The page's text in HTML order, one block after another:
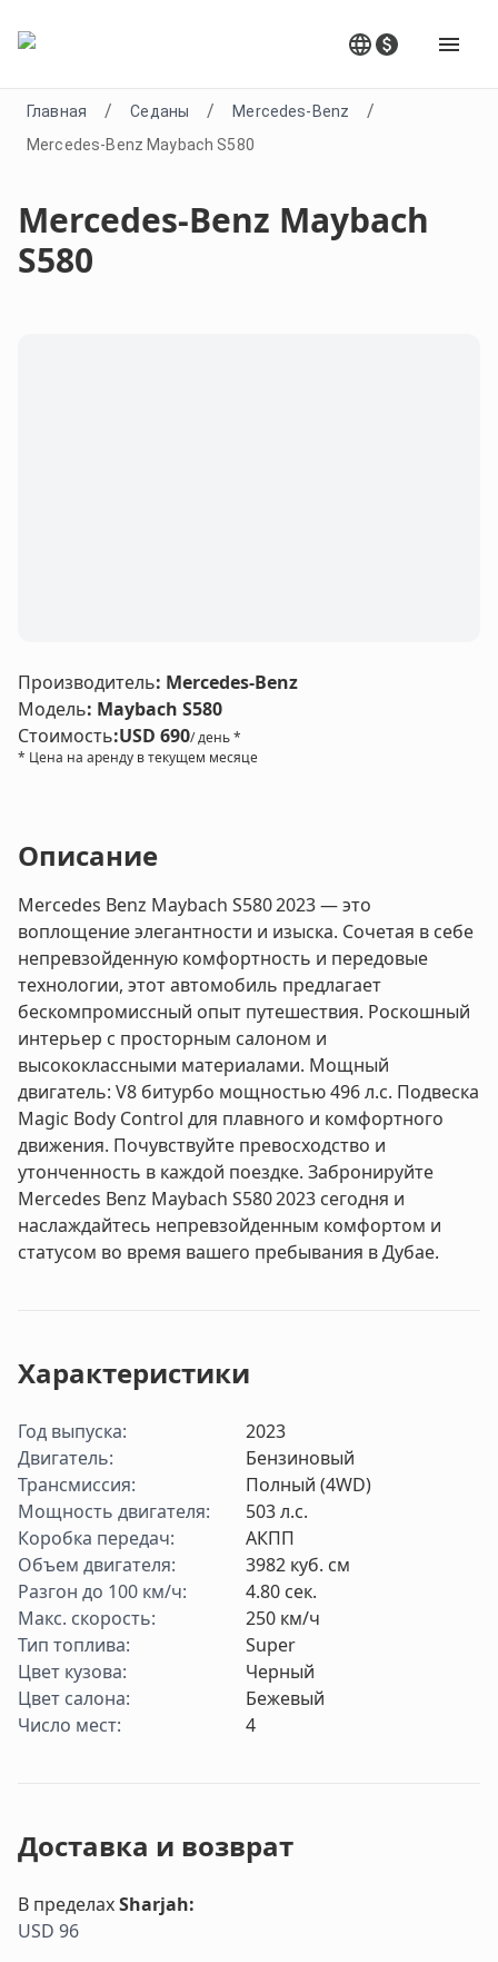
Главная / Седаны / Mercedes-Benz /
Mercedes-Benz Maybach S580
Mercedes-Benz Maybach
S580
Производитель: Mercedes-Benz
Модель: Maybach S580
Стоимость:USD 690/ день *
* Цена на аренду в текущем месяце
Описание
Mercedes Benz Maybach S580 2023 — это
воплощение элегантности и изыска. Сочетая в себе
непревзойденную комфортность и передовые
технологии, этот автомобиль предлагает
бескомпромиссный опыт путешествия. Роскошный
интерьер с просторным салоном и
высококлассными материалами. Мощный
двигатель: V8 битурбо мощностью 496 л.с. Подвеска
Magic Body Control для плавного и комфортного
движения. Почувствуйте превосходство и
утонченность в каждой поездке. Забронируйте
Mercedes Benz Maybach S580 2023 сегодня и
наслаждайтесь непревзойденным комфортом и
статусом во время вашего пребывания в Дубае.
Характеристики
Год выпуска:
2023
Двигатель:
Бензиновый
Трансмиссия:
Полный (4WD)
Мощность двигателя: 503л.с.
Коробка передач:
АКПП
Объем двигателя: 3982 куб. см
Разгон до 100 км/ч: 4.80 cек.
Макс. скорость: 250 км/ч
Тип топлива:
Super
Цвет кузова:
Черный
Цвет салона:
Бежевый
Число мест: 4
Доставка и возврат
В пределахSharjah:
USD 96